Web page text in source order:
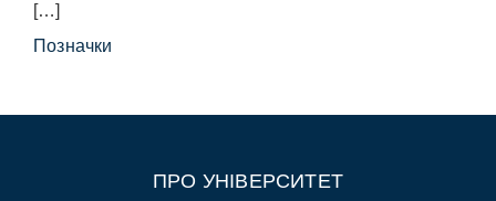
[…]
Позначки
ПРО УНІВЕРСИТЕТ